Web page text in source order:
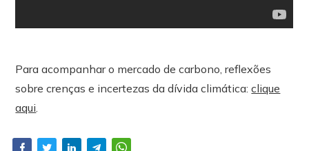
Para acompanhar o mercado de carbono, reflexões
sobre crenças e incertezas da dívida climática:clique
aqui.